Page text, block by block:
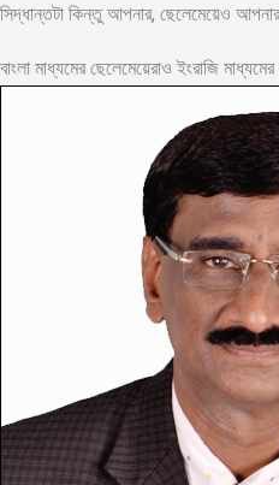
সিদ্ধান্তটা কিন্তু আপনার, ছেলেমেয়েও
বাংলা মাধ্যমের ছেলেমেয়েরাও ইংরাজি